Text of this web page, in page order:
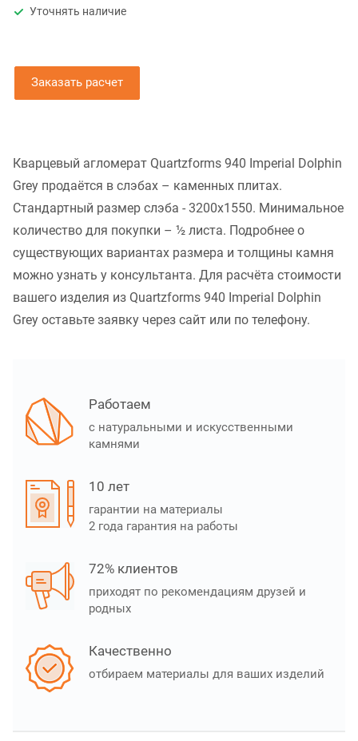
Уточнять наличие
Заказать расчет
Кварцевый агломерат Quartzforms 940 Imperial Dolphin
Grey продаётся в слэбах – каменных плитах.
Стандартный размер слэба - 3200x1550. Минимальное
количество для покупки – ½ листа. Подробнее о
существующих вариантах размера и толщины камня
можно узнать у консультанта. Для расчёта стоимости
вашего изделия из Quartzforms 940 Imperial Dolphin
Grey оставьте заявку через сайт или по телефону.
Работаем
с натуральными и искусственными
камнями
10 лет
гарантии на материалы
2 года гарантия на работы
72% клиентов
приходят по рекомендациям друзей и
родных
Качественно
отбираем материалы для ваших изделий